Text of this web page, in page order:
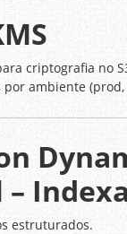
criptografia no
por ambiente (prod,
–
estruturados.